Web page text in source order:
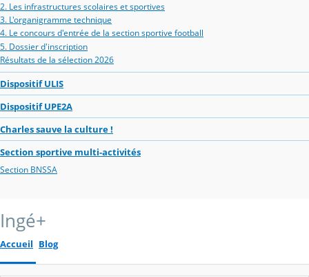
2. Les infrastructures scolaires et sportives
3. L'organigramme technique
4. Le concours d'entrée de la section sportive football
5. Dossier d'inscription
Résultats de la sélection 2026
Dispositif ULIS
Dispositif UPE2A
Charles sauve la culture !
Section sportive multi-activités
Section BNSSA
Ingé+
Accueil Blog